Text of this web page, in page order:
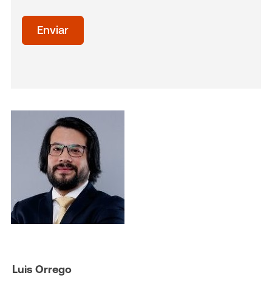
Enviar
Luis Orrego